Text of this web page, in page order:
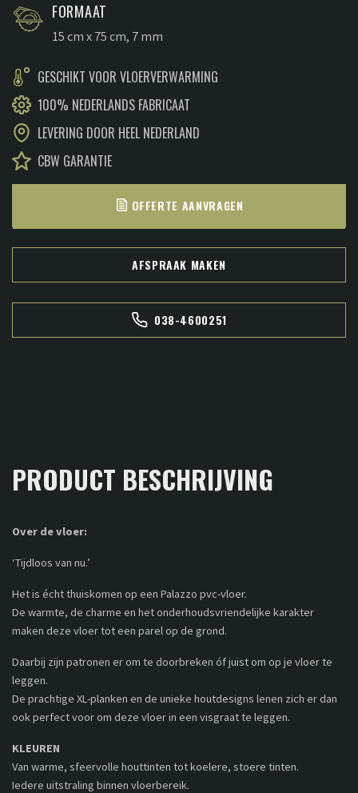
FORMAAT
15 cm x 75 cm, 7 mm
GESCHIKT VOOR VLOERVERWARMING
100% NEDERLANDS FABRICAAT
LEVERING DOOR HEEL NEDERLAND
CBW GARANTIE
OFFERTE AANVRAGEN
AFSPRAAK MAKEN
038-4600251
PRODUCT BESCHRIJVING
Over de vloer:
‘Tijdloos van nu.’
Het is écht thuiskomen op een Palazzo pvc-vloer.
De warmte, de charme en het onderhoudsvriendelijke karakter
maken deze vloer tot een parel op de grond.
Daarbij zijn patronen er om te doorbreken óf juist om op je vloer te
leggen.
De prachtige XL-planken en de unieke houtdesigns lenen zich er dan
ook perfect voor om deze vloer in een visgraat te leggen.
KLEUREN
Van warme, sfeervolle houttinten tot koelere, stoere tinten.
Iedere uitstraling binnen vloerbereik.